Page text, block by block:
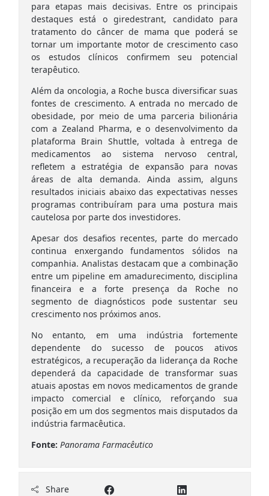
para etapas mais decisivas. Entre os principais
destaques está o giredestrant, candidato para
tratamento do câncer de mama que poderá se
tornar um importante motor de crescimento caso
os estudos clínicos confirmem seu potencial
terapêutico.
Além da oncologia, a Roche busca diversificar suas
fontes de crescimento. A entrada no mercado de
obesidade, por meio de uma parceria bilionária
com a Zealand Pharma, e o desenvolvimento da
plataforma Brain Shuttle, voltada à entrega de
medicamentos ao sistema nervoso central,
refletem a estratégia de expansão para novas
áreas de alta demanda. Ainda assim, alguns
resultados iniciais abaixo das expectativas nesses
programas contribuíram para uma postura mais
cautelosa por parte dos investidores.
Apesar dos desafios recentes, parte do mercado
continua enxergando fundamentos sólidos na
companhia. Analistas destacam que a combinação
entre um pipeline em amadurecimento, disciplina
financeira e a forte presença da Roche no
segmento de diagnósticos pode sustentar seu
crescimento nos próximos anos.
No entanto, em uma indústria fortemente
dependente do sucesso de poucos ativos
estratégicos, a recuperação da liderança da Roche
dependerá da capacidade de transformar suas
atuais apostas em novos medicamentos de grande
impacto comercial e clínico, reforçando sua
posição em um dos segmentos mais disputados da
indústria farmacêutica.
Fonte: Panorama Farmacêutico
Share